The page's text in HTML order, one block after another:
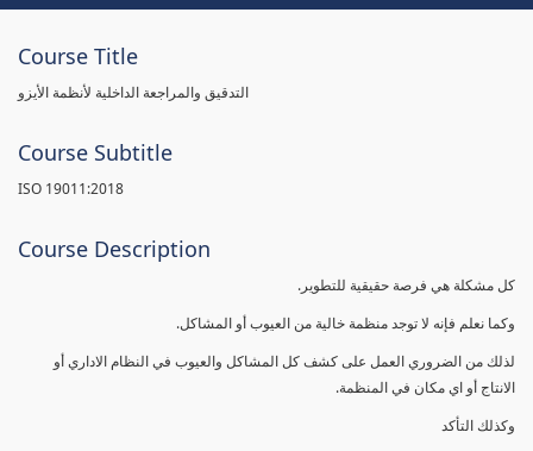
Course Title
التدقيق والمراجعة الداخلية لأنظمة الأيزو
Course Subtitle
ISO 19011:2018
Course Description
كل مشكلة هي فرصة حقيقية للتطوير.
وكما نعلم فإنه لا توجد منظمة خالية من العيوب أو المشاكل.
لذلك من الضروري العمل على كشف كل المشاكل والعيوب في النظام الاداري أو
الانتاج أو اي مكان في المنظمة.
وكذلك التأكد